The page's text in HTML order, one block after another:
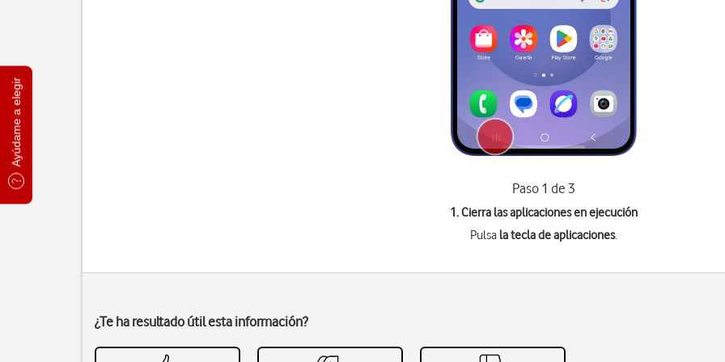
Ayúdame a elegir
Paso 1 de 3
1. Cierra las aplicaciones en ejecución
Pulsa la tecla de aplicaciones.
¿Te ha resultado útil esta información?